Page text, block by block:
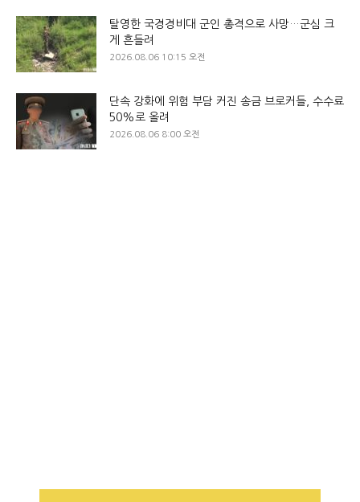
탈영한 국경경비대 군인 총격으로 사망…군심 크
게 흔들려
2026.08.06 10:15 오전
단속 강화에 위험 부담 커진 송금 브로커들, 수수료
50%로 올려
2026.08.06 8:00 오전